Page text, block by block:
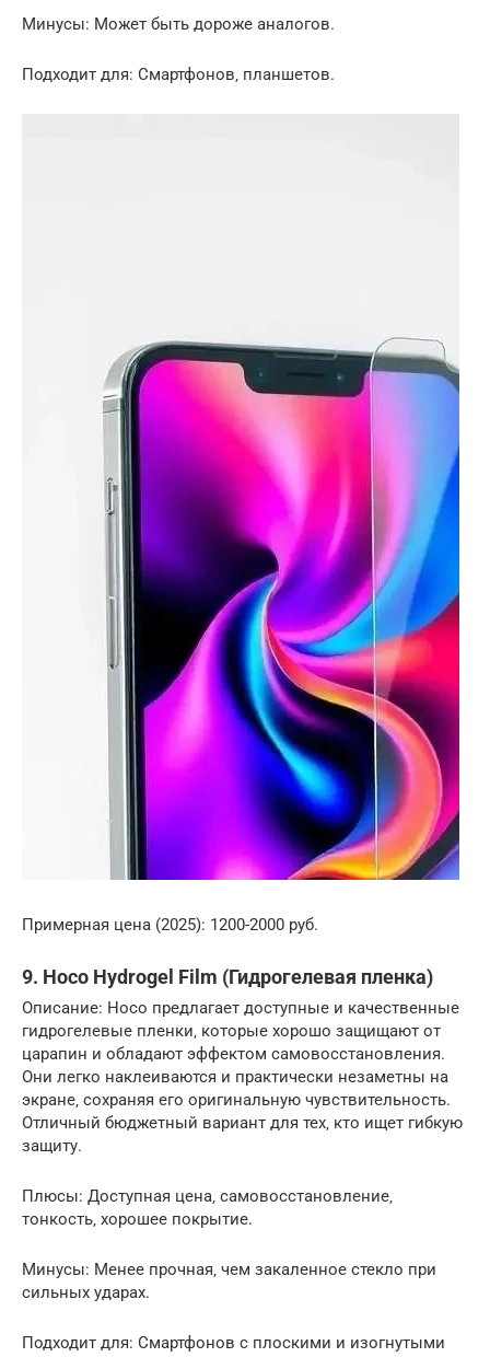
Минусы: Может быть дороже аналогов.
Подходит для: Смартфонов‚ планшетов.
Примерная цена (2025): 1200-2000 руб.
9. Hoco Hydrogel Film (Гидрогелевая пленка)
Описание: Hoco предлагает доступные и качественные
гидрогелевые пленки‚ которые хорошо защищают от
царапин и обладают эффектом самовосстановления.
Они легко наклеиваются и практически незаметны на
экране‚ сохраняя его оригинальную чувствительность.
Отличный бюджетный вариант для тех‚ кто ищет гибкую
защиту.
Плюсы: Доступная цена‚ самовосстановление‚
тонкость‚ хорошее покрытие.
Минусы: Менее прочная‚ чем закаленное стекло при
сильных ударах.
Подходит для: Смартфонов с плоскими и изогнутыми